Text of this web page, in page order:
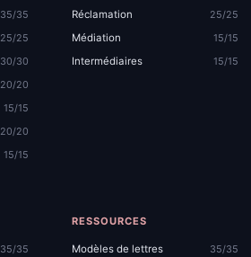
35/35
25/25
30/30
20/20
15/15
20/20
15/15
Réclamation
25/25
Médiation
15/15
Intermédiaires
15/15
35/35
RESSOURCES
Modèles de lettres
35/35